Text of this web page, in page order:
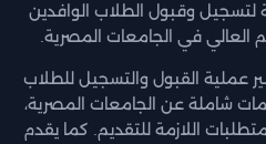
وقبول الطلاب الوافدين
العالي في الجامعات المصرية.
القبول والتسجيل للطلاب
شاملة عن الجامعات المصرية،
اللازمة للتقديم. كما يقدم